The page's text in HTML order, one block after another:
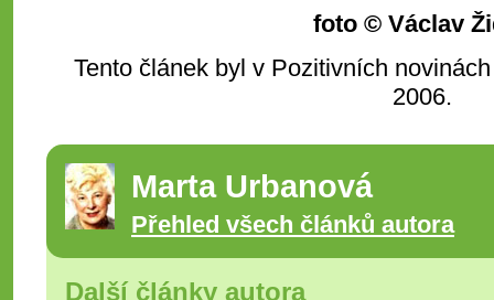
foto © Václav
Tento článek byl v Pozitivních
2006.
Marta Urbanová
Přehled všech článků autora
Další články autora